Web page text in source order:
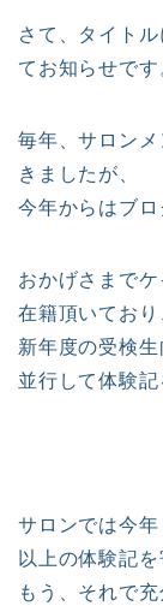
さて、タイト
てお知らせです
毎年、サロン
きましたが、
今年からはブロ
おかげさまで
在籍頂いており
新年度の受検
並行して体験記
サロンでは今
以上の体験記
もう、それで